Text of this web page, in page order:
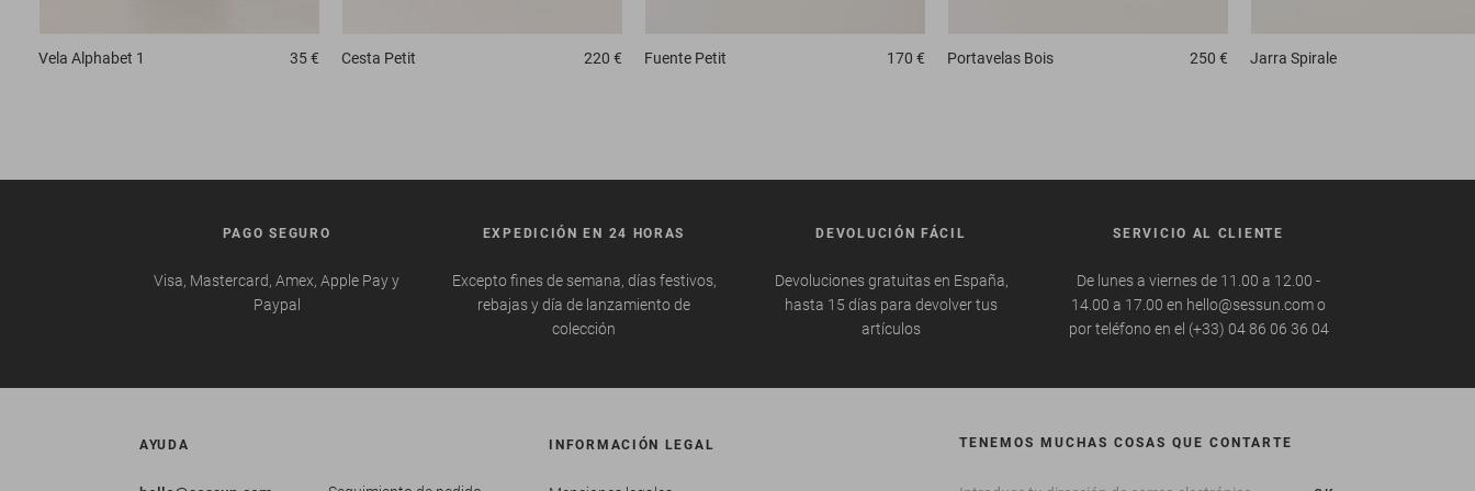
Vela Alphabet 1 35 € Cesta Petit 220 € Fuente Petit 170 € Portavelas Bois 250 € Jarra Spirale
PAGO SEGURO
Visa, Mastercard, Amex, Apple Pay y
Paypal
EXPEDICIÓN EN 24 HORAS
Excepto fines de semana, días festivos,
rebajas y día de lanzamiento de
colección
DEVOLUCIÓN FÁCIL
Devoluciones gratuitas en España,
hasta 15 días para devolver tus
artículos
SERVICIO AL CLIENTE
De lunes a viernes de 11.00 a 12.00 -
14.00 a 17.00 en hello@sessun.com o
por teléfono en el (+33) 04 86 06 36 04
AYUDA INFORMACIÓN LEGAL TENEMOS MUCHAS COSAS QUE CONTARTE